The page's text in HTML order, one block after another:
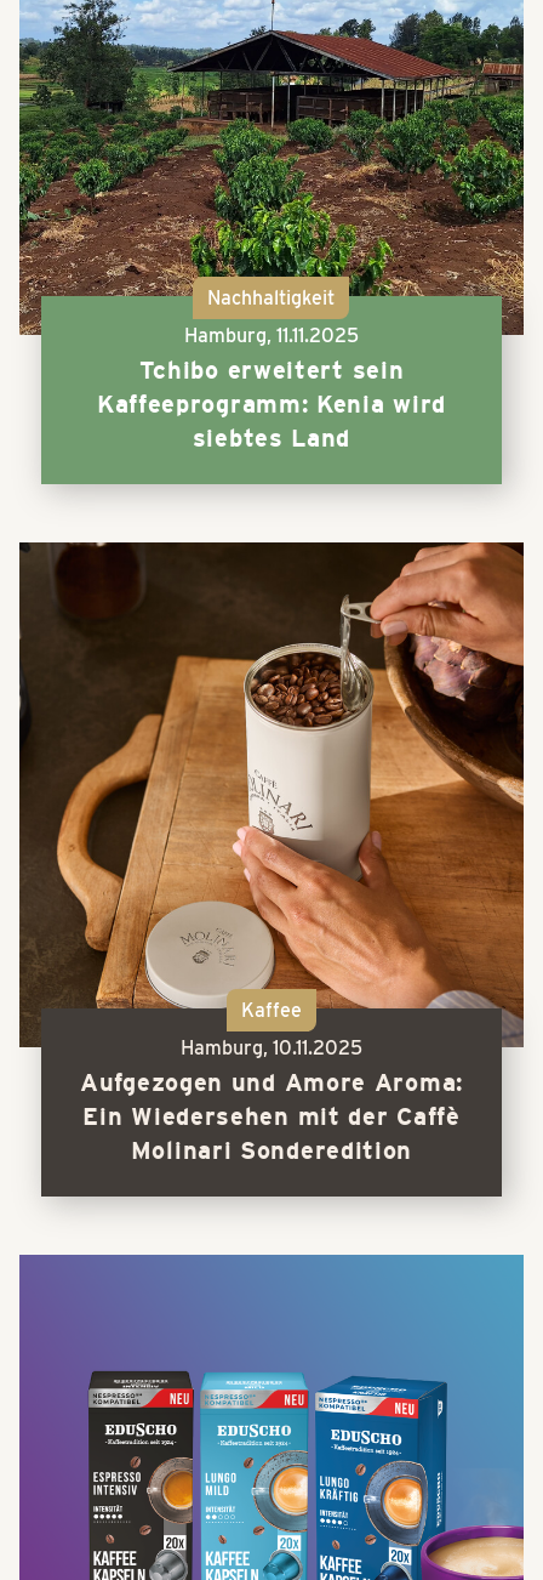
Nachhaltigkeit
Hamburg, 11.11.2025
Tchibo erweitert sein
Kaffeeprogramm: Kenia wird
siebtes Land
Kaffee
Hamburg, 10.11.2025
Aufgezogen und Amore Aroma:
Ein Wiedersehen mit der Caffè
Molinari Sonderedition